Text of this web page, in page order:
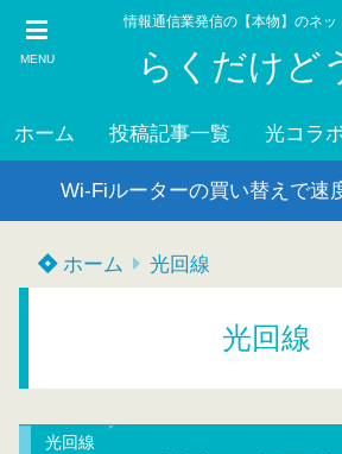
MENU
情報通信業発信の【本物】のネッ
らくだけど
ホーム 投稿記事一覧 光コラ
Wi-Fiルーターの買い替えで速
ホーム 光回線
光回線
光回線